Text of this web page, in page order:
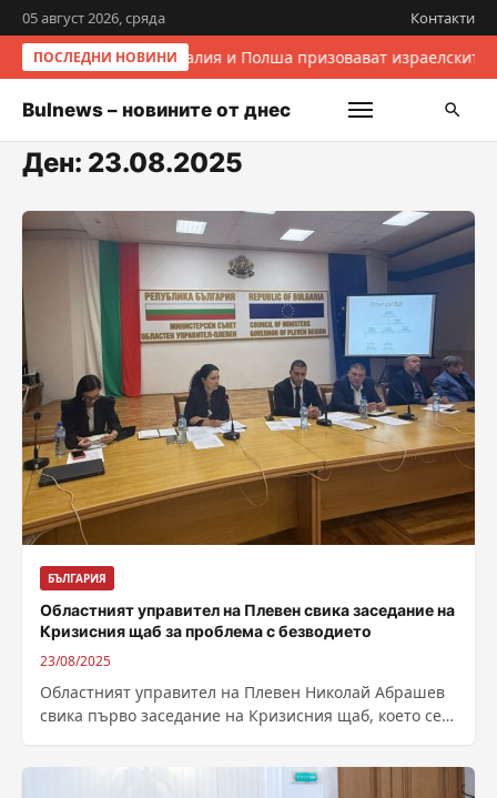
05 август 2026, сряда Контакти
ПОСЛЕДНИ НОВИНИИталия и Полша призовават израелските
Bulnews – новините от днес
Ден: 23.08.2025
БЪЛГАРИЯ
Областният управител на Плевен свика заседание на
Кризисния щаб за проблема с безводието
23/08/2025
Областният управител на Плевен Николай Абрашев
свика първо заседание на Кризисния щаб, което се